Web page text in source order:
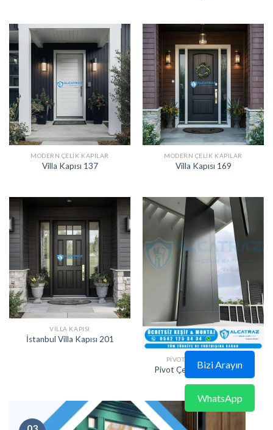
MODERN ÇELIK KAPILAR
Villa Kapısı 137
MODERN ÇELIK KAPILAR
Villa Kapısı 169
VILLA KAPISI
İstanbul Villa Kapısı 201
PIVOT KAPI MODELLERI
Pivot Çelik Kapı ERD-1626
Bizi Arayın
WhatsApp